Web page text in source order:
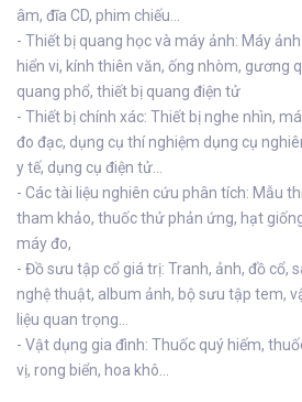
âm, đĩa CD, phim chiếu...
- Thiết bị quang học và máy ảnh: Máy
hiển vi, kính thiên văn, ống nhòm, gương
quang phổ, thiết bị quang điện tử
- Thiết bị chính xác: Thiết bị nghe nhìn,
đo đạc, dụng cụ thí nghiệm dụng cụ
y tế, dụng cụ điện tử...
- Các tài liệu nghiên cứu phân tích: Mẫu
tham khảo, thuốc thử phản ứng, hạt
máy đo,
- Đồ sưu tập cổ giá trị: Tranh, ảnh, đồ cổ,
nghệ thuật, album ảnh, bộ sưu tập tem,
liệu quan trọng...
- Vật dụng gia đình: Thuốc quý hiếm,
vị, rong biển, hoa khô...